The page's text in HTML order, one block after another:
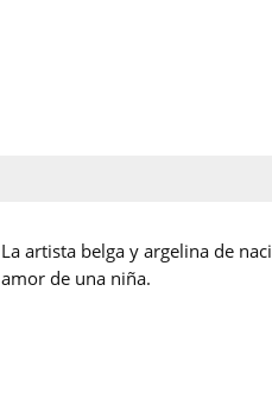
La artista belga y argelina de
amor de una niña.